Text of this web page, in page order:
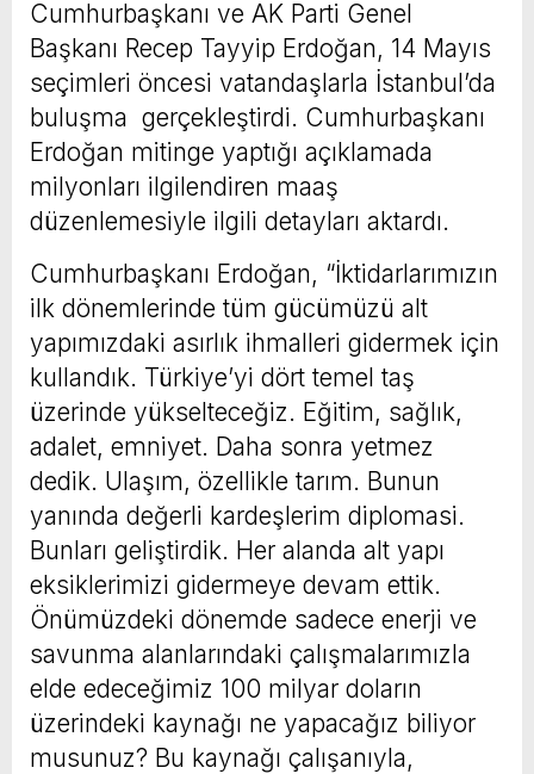
Cumhurbaşkanı ve AK Parti Genel
Başkanı Recep Tayyip Erdoğan, 14 Mayıs
seçimleri öncesi vatandaşlarla İstanbul’da
buluşma gerçekleştirdi. Cumhurbaşkanı
Erdoğan mitinge yaptığı açıklamada
milyonları ilgilendiren maaş
düzenlemesiyle ilgili detayları aktardı.
Cumhurbaşkanı Erdoğan, “İktidarlarımızın
ilk dönemlerinde tüm gücümüzü alt
yapımızdaki asırlık ihmalleri gidermek için
kullandık. Türkiye’yi dört temel taş
üzerinde yükselteceğiz. Eğitim, sağlık,
adalet, emniyet. Daha sonra yetmez
dedik. Ulaşım, özellikle tarım. Bunun
yanında değerli kardeşlerim diplomasi.
Bunları geliştirdik. Her alanda alt yapı
eksiklerimizi gidermeye devam ettik.
Önümüzdeki dönemde sadece enerji ve
savunma alanlarındaki çalışmalarımızla
elde edeceğimiz 100 milyar doların
üzerindeki kaynağı ne yapacağız biliyor
musunuz? Bu kaynağı çalışanıyla,